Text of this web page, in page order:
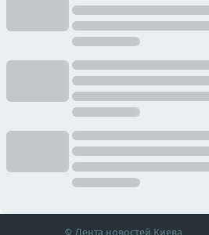
© Лента новостей Киева